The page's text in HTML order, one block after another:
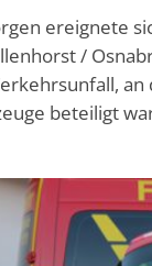
ereignete
/
an
beteiligt